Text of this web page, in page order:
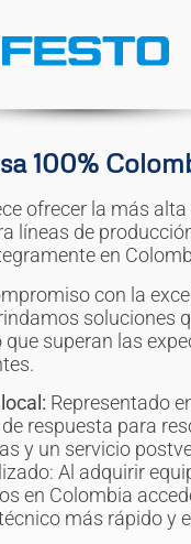
100%
ofrecer la más
líneas de
en
con la
soluciones
que superan las
Representado
respuesta para
y un servicio
Al adquirir
en Colombia
más rápido y